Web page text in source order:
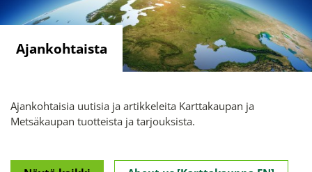
Ajankohtaista
Ajankohtaisia uutisia ja artikkeleita Karttakaupan ja
Metsäkaupan tuotteista ja tarjouksista.